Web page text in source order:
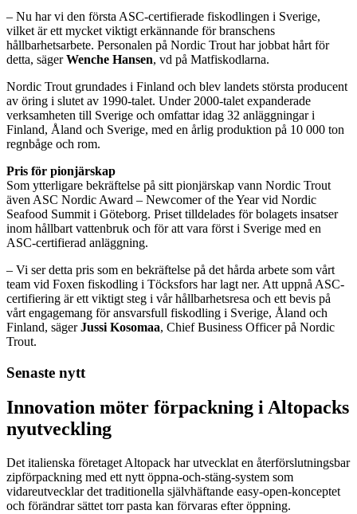
– Nu har vi den första ASC-certifierade fiskodlingen i Sverige,
vilket är ett mycket viktigt erkännande för branschens
hållbarhetsarbete. Personalen på Nordic Trout har jobbat hårt för
detta, sägerWenche Hansen, vd på Matfiskodlarna.
Nordic Trout grundades i Finland och blev landets största producent
av öring i slutet av 1990-talet. Under 2000-talet expanderade
verksamheten till Sverige och omfattar idag 32 anläggningar i
Finland, Åland och Sverige, med en årlig produktion på 10 000 ton
regnbåge och rom.
Pris för pionjärskap
Som ytterligare bekräftelse på sitt pionjärskap vann Nordic Trout
även ASC Nordic Award – Newcomer of the Year vid Nordic
Seafood Summit i Göteborg. Priset tilldelades för bolagets insatser
inom hållbart vattenbruk och för att vara först i Sverige med en
ASC-certifierad anläggning.
– Vi ser detta pris som en bekräftelse på det hårda arbete som vårt
team vid Foxen fiskodling i Töcksfors har lagt ner. Att uppnå ASC-
certifiering är ett viktigt steg i vår hållbarhetsresa och ett bevis på
vårt engagemang för ansvarsfull fiskodling i Sverige, Åland och
Finland, sägerJussi Kosomaa, Chief Business Officer på Nordic
Trout.
Senaste nytt
Innovation möter förpackning i Altopacks
nyutveckling
Det italienska företaget Altopack har utvecklat en återförslutningsbar
zipförpackning med ett nytt öppna-och-stäng-system som
vidareutvecklar det traditionella självhäftande easy-open-konceptet
och förändrar sättet torr pasta kan förvaras efter öppning.